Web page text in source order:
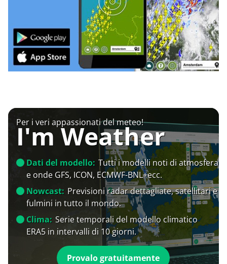
Per i veri appassionati del meteo!
I'm Weather
Dati del modello: Tutti i modelli noti di atmosfera
e onde GFS, ICON, ECMWF-BNL+ecc.
Nowcast: Previsioni radar dettagliate, satellitari e
fulmini in tutto il mondo.
Clima: Serie temporali del modello climatico
ERA5 in intervalli di 10 giorni.
Provalo gratuitamente